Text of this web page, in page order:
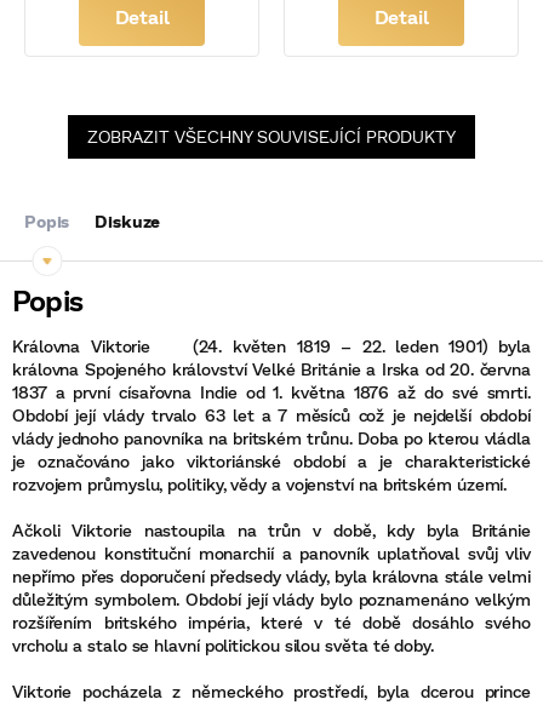
Detail Detail
ZOBRAZIT VŠECHNY SOUVISEJÍCÍ PRODUKTY
Popis Diskuze
Královna Viktorie (24. květen 1819 – 22. leden 1901) byla
královna Spojeného království Velké Británie a Irska od 20. června
1837 a první císařovna Indie od 1. května 1876 až do své smrti.
Období její vlády trvalo 63 let a 7 měsíců což je nejdelší období
vlády jednoho panovníka na britském trůnu. Doba po kterou vládla
je označováno jako viktoriánské období a je charakteristické
rozvojem průmyslu, politiky, vědy a vojenství na britském území.
Ačkoli Viktorie nastoupila na trůn v době, kdy byla Británie
zavedenou konstituční monarchií a panovník uplatňoval svůj vliv
nepřímo přes doporučení předsedy vlády, byla královna stále velmi
důležitým symbolem. Období její vlády bylo poznamenáno velkým
rozšířením britského impéria, které v té době dosáhlo svého
vrcholu a stalo se hlavní politickou silou světa té doby.
Viktorie pocházela z německého prostředí, byla dcerou prince